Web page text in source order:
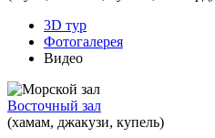
3D тур
Фотогалерея
Видео
Восточный зал
(хамам, джакузи, купель)